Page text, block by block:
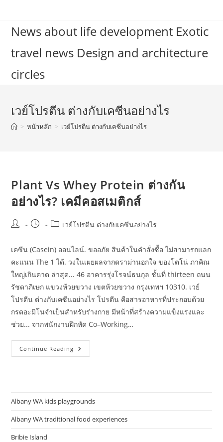
contentNews about life development Exotic
travel news Design and architecture
circles
เวย์โปรตีน ต่างกับเคซีนอย่างไร
> หน้าหลัก > เวย์โปรตีน ต่างกับเคซีนอย่างไร
Plant Vs Whey Protein ต่างกัน
อย่างไร? เคมีคอสเมติกส์
Post
Post
Postเวย์โปรตีน ต่างกับเคซีนอย่างไร
เคซีน (Casein) ออนไลน์. ขออภัย สินค้าในคำสั่งซื้อ ไม่สามารถแลก
คะแนน The 1 ได้. วงในเผยผลจากดราม่านอกใจ ของโตโน่ ภาคิณ
ใหญ่เกินคาด ล่าสุด... 46 อาคารรุ่งโรจน์ธนกุล ชั้นที่ thirteen ถนน
รัชดาภิเษก แขวงห้วยขวาง เขตห้วยขวาง กรุงเทพฯ 10310. เวย์
โปรตีน ต่างกับเคซีนอย่างไร โปรตีน คือสารอาหารที่ประกอบด้วย
กรดอะมิโนจำเป็นสำหรับร่างกาย มีหน้าที่สร้างความแข็งแรงและ
ช่วย... จากพนักงานฝึกหัด Co–Working…
Continue Reading Plant
Vs
คอส
ติก
Albany WA kids playgrounds
Albany WA traditional food experiences
Bribie Island